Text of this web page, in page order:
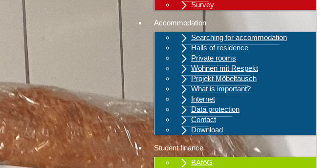
Survey
Accommodation
Searching for accommodation
Halls of residence
Private rooms
Wohnen mit Respekt
Projekt Möbeltausch
What is important?
Internet
Data protection
Contact
Download
Student finance
BAföG